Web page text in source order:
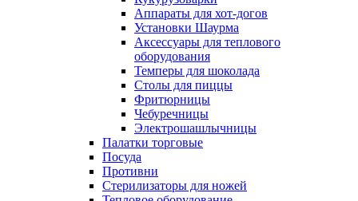
Аппараты для хот-догов
Установки Шаурма
Аксессуары для теплового
оборудования
Темперы для шоколада
Столы для пиццы
Фритюрницы
Чебуречницы
Электрошашлычницы
Палатки торговые
Посуда
Противни
Стерилизаторы для ножей